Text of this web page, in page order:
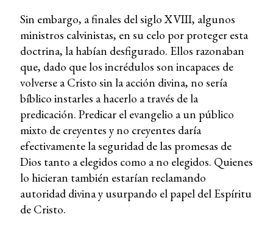
Sin embargo, a finales del siglo XVIII, algunos
ministros calvinistas, en su celo por proteger esta
doctrina, la habían desfigurado. Ellos razonaban
que, dado que los incrédulos son incapaces de
volverse a Cristo sin la acción divina, no sería
bíblico instarles a hacerlo a través de la
predicación. Predicar el evangelio a un público
mixto de creyentes y no creyentes daría
efectivamente la seguridad de las promesas de
Dios tanto a elegidos como a no elegidos. Quienes
lo hicieran también estarían reclamando
autoridad divina y usurpando el papel del Espíritu
de Cristo.